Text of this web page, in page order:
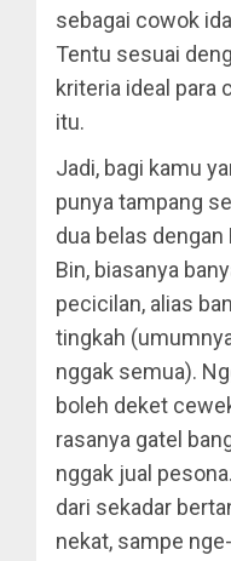
sebagai cowok
Tentu sesuai
kriteria ideal para
itu.
Jadi, bagi kamu
punya tampang
dua belas dengan
Bin, biasanya
pecicilan, alias
tingkah
nggak semua).
boleh deket
rasanya gatel
nggak jual
dari sekadar
nekat, sampe